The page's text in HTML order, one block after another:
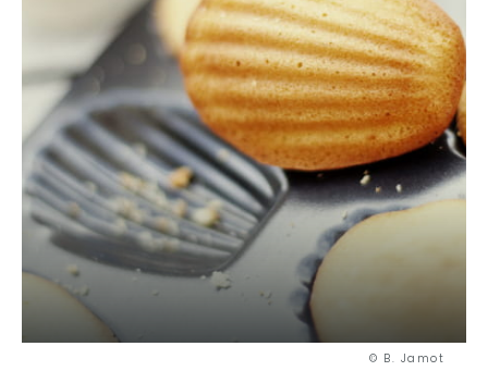
© B. Jamot